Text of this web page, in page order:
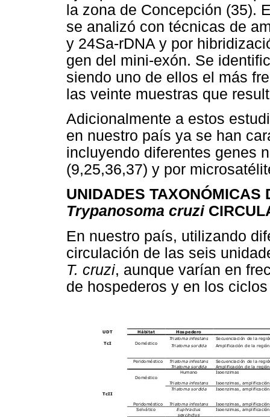
la zona de Concepción (35).
se analizó con técnicas de
y 24Sa-rDNA y por
gen del mini-exón. Se
siendo uno de ellos el más
las veinte muestras que
Adicionalmente a estos
en nuestro país ya se han
incluyendo diferentes genes
(9,25,36,37) y por
UNIDADES TAXONÓMICAS
Trypanosoma cruzi
En nuestro país, utilizando
circulación de las seis
T. cruzi, aunque varían en
de hospederos y en los